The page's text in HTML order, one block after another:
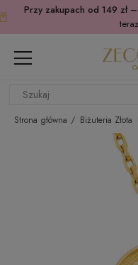
Przy zakupach od 149 zł –
Strona główna Biżuteria Złota